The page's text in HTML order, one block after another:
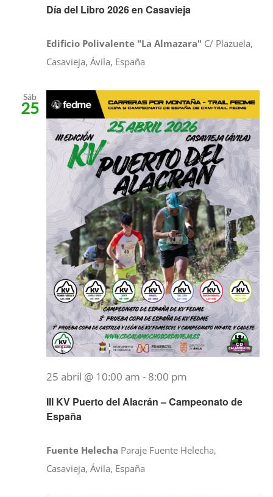
Día del Libro 2026 en Casavieja
Edificio Polivalente "La Almazara" C/ Plazuela,
Casavieja, Ávila, España
Sáb
25
III KV Puerto del Alacrán – Campeonato de
España
25 abril @ 10:00 am - 8:00 pm
Fuente Helecha Paraje Fuente Helecha,
Casavieja, Ávila, España